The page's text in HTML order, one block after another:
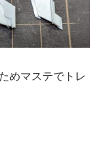
めマステでトレ